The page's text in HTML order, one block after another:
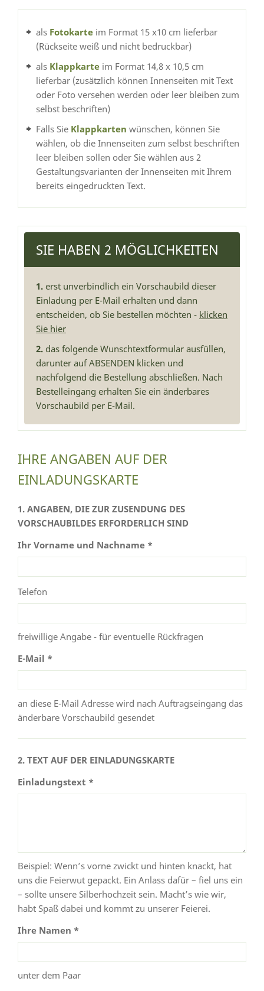
als Fotokarte im Format 15 x10 cm lieferbar
(Rückseite weiß und nicht bedruckbar)
als Klappkarte im Format 14,8 x 10,5 cm
lieferbar (zusätzlich können Innenseiten mit Text
oder Foto versehen werden oder leer bleiben zum
selbst beschriften)
Falls Sie Klappkarten wünschen, können Sie
wählen, ob die Innenseiten zum selbst beschriften
leer bleiben sollen oder Sie wählen aus 2
Gestaltungsvarianten der Innenseiten mit Ihrem
bereits eingedruckten Text.
SIE HABEN 2 MÖGLICHKEITEN
1. erst unverbindlich ein Vorschaubild dieser
Einladung per E-Mail erhalten und dann
entscheiden, ob Sie bestellen möchten - klicken
Sie hier
2. das folgende Wunschtextformular ausfüllen,
darunter auf ABSENDEN klicken und
nachfolgend die Bestellung abschließen. Nach
Bestelleingang erhalten Sie ein änderbares
Vorschaubild per E-Mail.
IHRE ANGABEN AUF DER
EINLADUNGSKARTE
1. ANGABEN, DIE ZUR ZUSENDUNG DES
VORSCHAUBILDES ERFORDERLICH SIND
Ihr Vorname und Nachname *
Telefon
freiwillige Angabe - für eventuelle Rückfragen
E-Mail *
an diese E-Mail Adresse wird nach Auftragseingang das
änderbare Vorschaubild gesendet
2. TEXT AUF DER EINLADUNGSKARTE
Einladungstext *
Beispiel: Wenn’s vorne zwickt und hinten knackt, hat
uns die Feierwut gepackt. Ein Anlass dafür – fiel uns ein
– sollte unsere Silberhochzeit sein. Macht’s wie wir,
habt Spaß dabei und kommt zu unserer Feierei.
Ihre Namen *
unter dem Paar